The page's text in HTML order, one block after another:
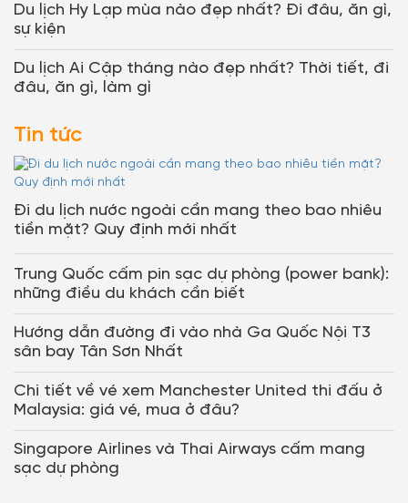
Du lịch Hy Lạp mùa nào đẹp nhất? Đi đâu, ăn gì,
sự kiện
Du lịch Ai Cập tháng nào đẹp nhất? Thời tiết, đi
đâu, ăn gì, làm gì
Tin tức
Đi du lịch nước ngoài cần mang theo bao nhiêu
tiền mặt? Quy định mới nhất
Trung Quốc cấm pin sạc dự phòng (power bank):
những điều du khách cần biết
Hướng dẫn đường đi vào nhà Ga Quốc Nội T3
sân bay Tân Sơn Nhất
Chi tiết về vé xem Manchester United thi đấu ở
Malaysia: giá vé, mua ở đâu?
Singapore Airlines và Thai Airways cấm mang
sạc dự phòng